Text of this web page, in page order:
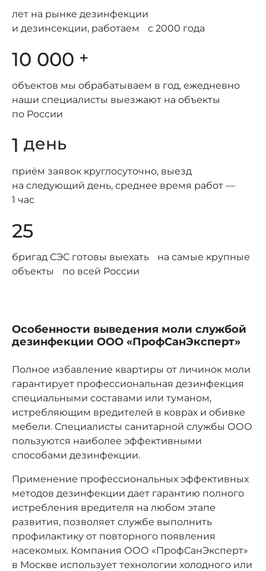
лет на рынке дезинфекции
и дезинсекции, работаем с 2000 года
10 000 +
объектов мы обрабатываем в год, ежедневно
наши специалисты выезжают на объекты
по России
1 день
приём заявок круглосуточно, выезд
на следующий день, среднее время работ —
1 час
25
бригад СЭС готовы выехать на самые крупные
объекты по всей России
Особенности выведения моли службой
дезинфекции ООО «ПрофСанЭксперт»
Полное избавление квартиры от личинок моли
гарантирует профессиональная дезинфекция
специальными составами или туманом,
истребляющим вредителей в коврах и обивке
мебели. Специалисты санитарной службы ООО
пользуются наиболее эффективными
способами дезинфекции.
Применение профессиональных эффективных
методов дезинфекции дает гарантию полного
истребления вредителя на любом этапе
развития, позволяет службе выполнить
профилактику от повторного появления
насекомых. Компания ООО «ПрофСанЭксперт»
в Москве использует технологии холодного или